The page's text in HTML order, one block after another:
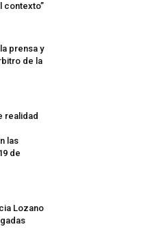
contexto”
prensa y
de la
realidad
las
de
Lozano